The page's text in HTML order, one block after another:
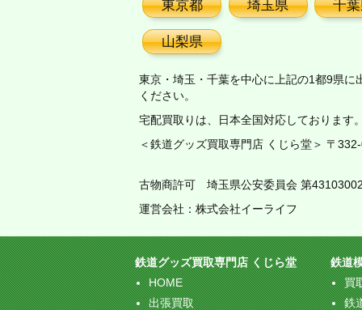
東京都 埼玉県 千
山梨県
東京・埼玉・千葉を中心に上記の1都9県に
ください。
宅配買取りは、日本全国対応しております
＜鉄道グッズ買取専門店 くじら堂＞ 〒
古物商許可 埼玉県公安委員会 第
運営会社：株式会社イーライフ
鉄道グッズ買取専門店 くじら堂
HOME
出張買取
鉄道
買
鉄